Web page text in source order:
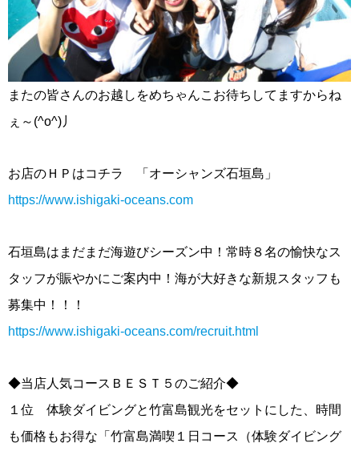
またの皆さんのお越しをめちゃんこお待ちしてますからね
ぇ～(^o^)丿
お店のＨＰはコチラ 「オーシャンズ石垣島」
https://www.ishigaki-oceans.com
石垣島はまだまだ海遊びシーズン中！常時８名の愉快なス
タッフが賑やかにご案内中！海が大好きな新規スタッフも
募集中！！！
https://www.ishigaki-oceans.com/recruit.html
◆当店人気コースＢＥＳＴ５のご紹介◆
１位 体験ダイビングと竹富島観光をセットにした、時間
も価格もお得な「竹富島満喫１日コース（体験ダイビング